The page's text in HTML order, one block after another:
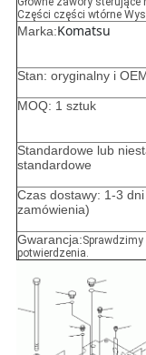
Części części wtórne
Marka:Komatsu
Stan: oryginalny i
MOQ: 1 sztuk
Standardowe lub
standardowe
Czas dostawy: 1-3
zamówienia)
Gwarancja:
potwierdzenia.